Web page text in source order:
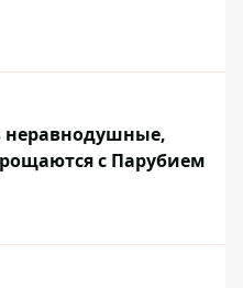
неравнодушные,
с Парубием